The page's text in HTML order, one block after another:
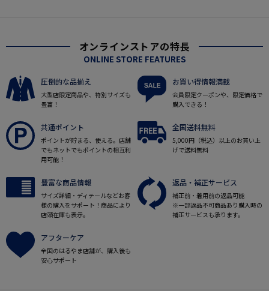
オンラインストアの特長
ONLINE STORE FEATURES
圧倒的な品揃え
大型店限定商品や、特別サイズも
豊富！
お買い得情報満載
会員限定クーポンや、限定価格で
購入できる！
共通ポイント
ポイントが貯まる、使える。店舗
でもネットでもポイントの相互利
用可能！
全国送料無料
5,000円（税込）以上のお買い上
げで送料無料
豊富な商品情報
サイズ詳細・ディテールなどお客
様の購入をサポート！商品により
店頭在庫も表示。
返品・補正サービス
補正前・着用前の返品可能
※一部返品不可商品あり購入時の
補正サービスも承ります。
アフターケア
全国のはるやま店舗が、購入後も
安心サポート